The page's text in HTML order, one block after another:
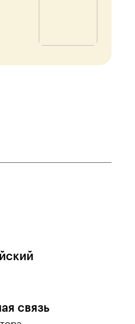
связь